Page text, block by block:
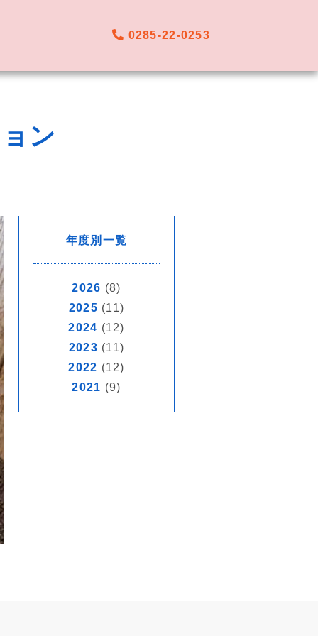
0285-22-0253
ン
年度別一覧
2026 (8)
2025 (11)
2024 (12)
2023 (11)
2022 (12)
2021 (9)